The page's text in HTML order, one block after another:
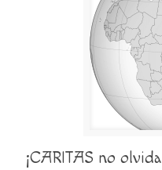
¡CARITAS no